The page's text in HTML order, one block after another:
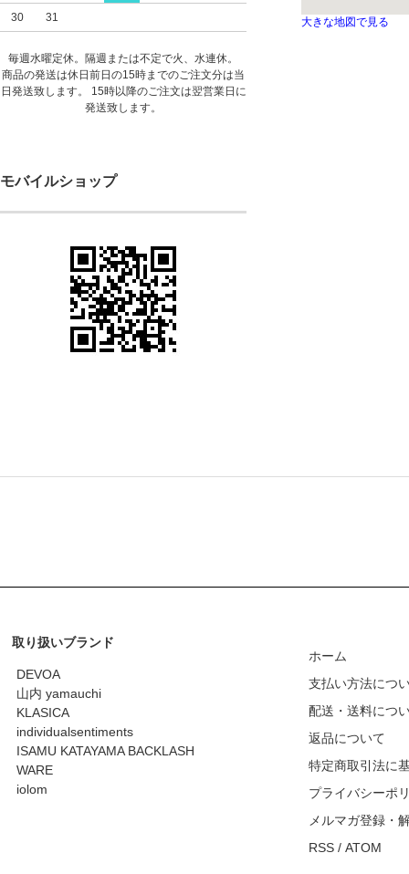
30 31
毎週水曜定休。隔週または不定で火、水連休。
商品の発送は休日前日の15時までのご注文分は当
日発送致します。 15時以降のご注文は翌営業日に
発送致します。
モバイルショップ
大きな地図で見る
取り扱いブランド
DEVOA
山内 yamauchi
KLASICA
individualsentiments
ISAMU KATAYAMA BACKLASH
WARE
iolom
ホーム
支払い方法につ
配送・送料につ
返品について
特定商取引法に
プライバシーポ
メルマガ登録・
RSS / ATOM